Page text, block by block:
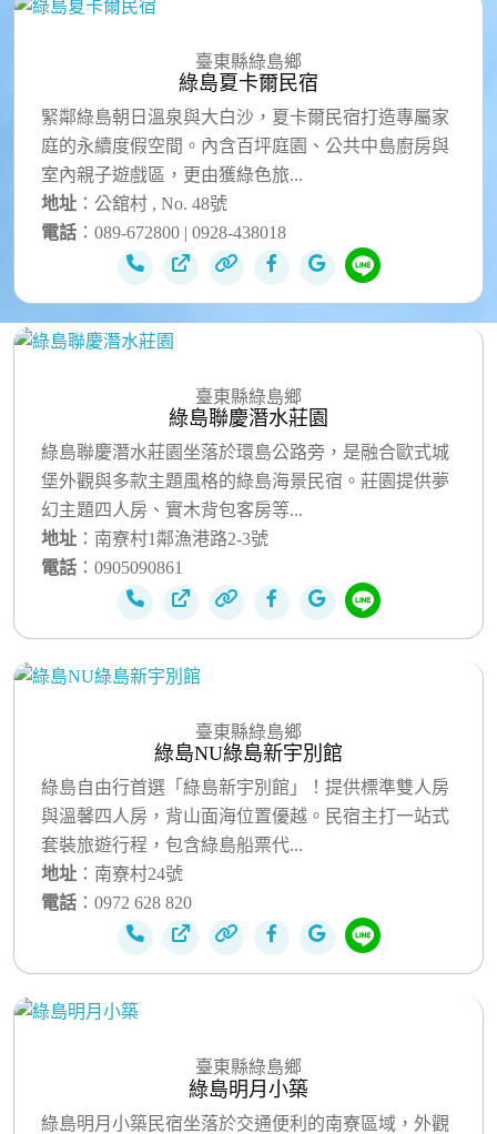
臺東縣綠島鄉
綠島夏卡爾民宿
緊鄰綠島朝日溫泉與大白沙，夏卡爾民宿打造專屬家
庭的永續度假空間。內含百坪庭園、公共中島廚房與
室內親子遊戲區，更由獲綠色旅...
地址 ：公舘村 , No. 48號
電話 ：089-672800 | 0928-438018
臺東縣綠島鄉
綠島聯慶潛水莊園
綠島聯慶潛水莊園坐落於環島公路旁，是融合歐式城
堡外觀與多款主題風格的綠島海景民宿。莊園提供夢
幻主題四人房、實木背包客房等...
地址 ：南寮村1鄰漁港路2-3號
電話 ：0905090861
臺東縣綠島鄉
綠島NU綠島新宇別館
綠島自由行首選「綠島新宇別館」！提供標準雙人房
與溫馨四人房，背山面海位置優越。民宿主打一站式
套裝旅遊行程，包含綠島船票代...
地址 ：南寮村24號
電話 ：0972 628 820
臺東縣綠島鄉
綠島明月小築
綠島明月小築民宿坐落於交通便利的南寮區域，外觀